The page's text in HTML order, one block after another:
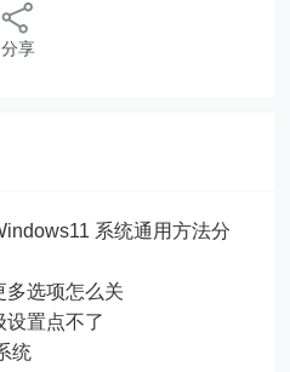
分享
系统通用方法分
多选项怎么关
设置点不了
统